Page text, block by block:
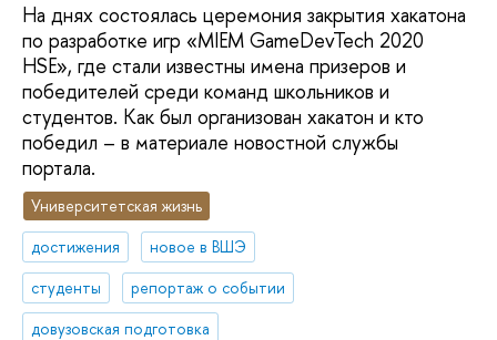
На днях состоялась церемония закрытия хакатона
по разработке игр «MIEM GameDevTech 2020
HSE», где стали известны имена призеров и
победителей среди команд школьников и
студентов. Как был организован хакатон и кто
победил – в материале новостной службы
портала.
Университетская жизнь
достижения
новое в ВШЭ
студенты
репортаж о событии
довузовская подготовка